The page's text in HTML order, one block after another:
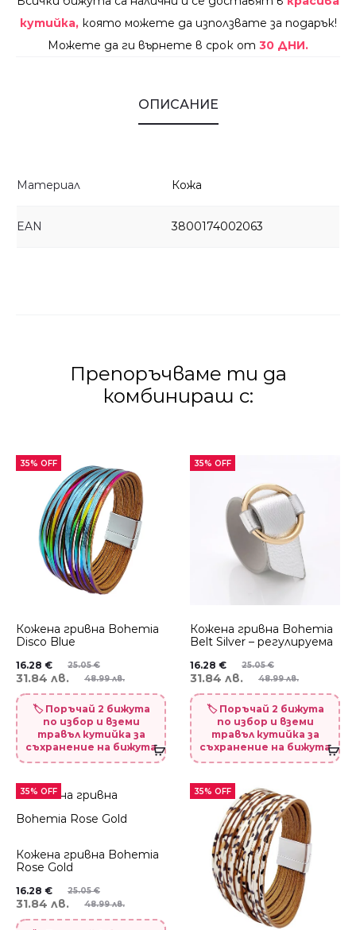
кутийка, която можете да използвате за подарък!
Можете да ги върнете в срок от 30 ДНИ.
ОПИСАНИЕ
Материал Кожа
EAN 3800174002063
Препоръчваме ти да
комбинираш с:
35% OFF
Кожена гривна Bohemia
Disco Blue
25.05€
16.28 €
48.99 лв.
31.84 лв.
🏷️ Поръчай 2 бижута
по избор и вземи
травъл кутийка за
съхранение на бижута
35% OFF
Кожена гривна Bohemia
Belt Silver – регулируема
25.05€
16.28 €
48.99 лв.
31.84 лв.
🏷️ Поръчай 2 бижута
по избор и вземи
травъл кутийка за
съхранение на бижута
35% OFF
Кожена гривна Bohemia
Rose Gold
25.05€
16.28 €
48.99 лв.
31.84 лв.
35% OFF